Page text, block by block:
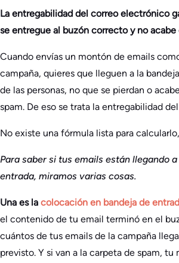
La entregabilidad del correo electrónico
se entregue al buzón correcto y no acabe
Cuando envías un montón de emails
campaña, quieres que lleguen a la
de las personas, no que se pierdan o
spam. De eso se trata la entregabilidad
No existe una fórmula lista para
Para saber si tus emails están llegando
entrada, miramos varias cosas.
Una es la colocación en bandeja de
el contenido de tu email terminó en el
cuántos de tus emails de la campaña
previsto. Y si van a la carpeta de spam, tu